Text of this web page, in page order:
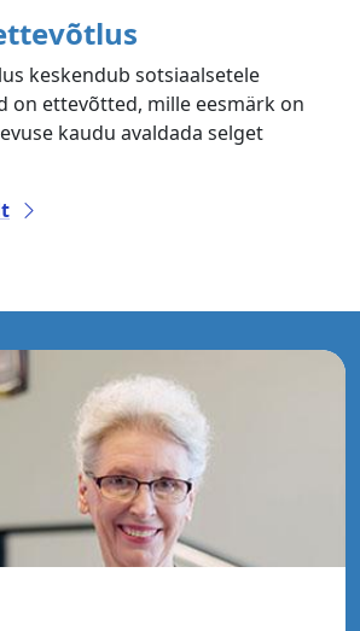
keskendub sotsiaalsetele
on ettevõtted, mille eesmärk on
kaudu avaldada selget